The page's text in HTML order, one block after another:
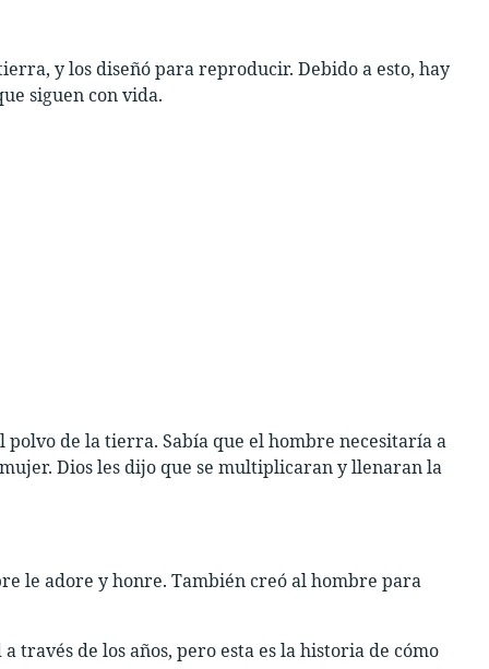
y los diseñó para reproducir. Debido a esto, hay
siguen con vida.
de la tierra. Sabía que el hombre necesitaría a
Dios les dijo que se multiplicaran y llenaran la
le adore y honre. También creó al hombre para
de los años, pero esta es la historia de cómo